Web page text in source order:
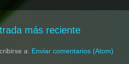
más reciente
a: Enviar comentarios (Atom)